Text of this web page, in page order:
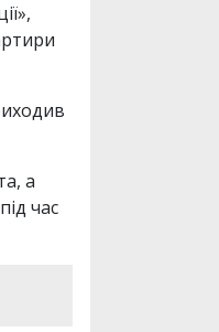
а
час